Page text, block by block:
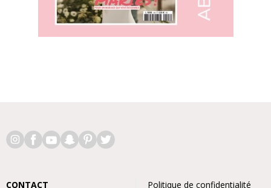
CONTACT Politique de confidentialité